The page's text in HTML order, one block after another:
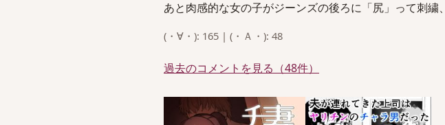
あと肉感的な女の子がジーンズの後ろに「尻」って刺繍
(・∀・): 165 | (・Ａ・): 48
過去のコメントを見る（48件）